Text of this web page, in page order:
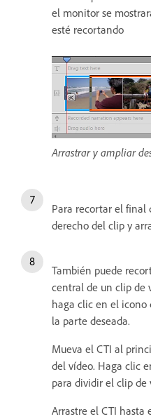
el monitor se
esté recortando
Arrastrar y ampliar
Para recortar el final
derecho del clip y
También puede
central de un clip de
haga clic en el icono
la parte deseada.
Mueva el CTI al
del vídeo. Haga clic
para dividir el clip de
Arrastre el CTI